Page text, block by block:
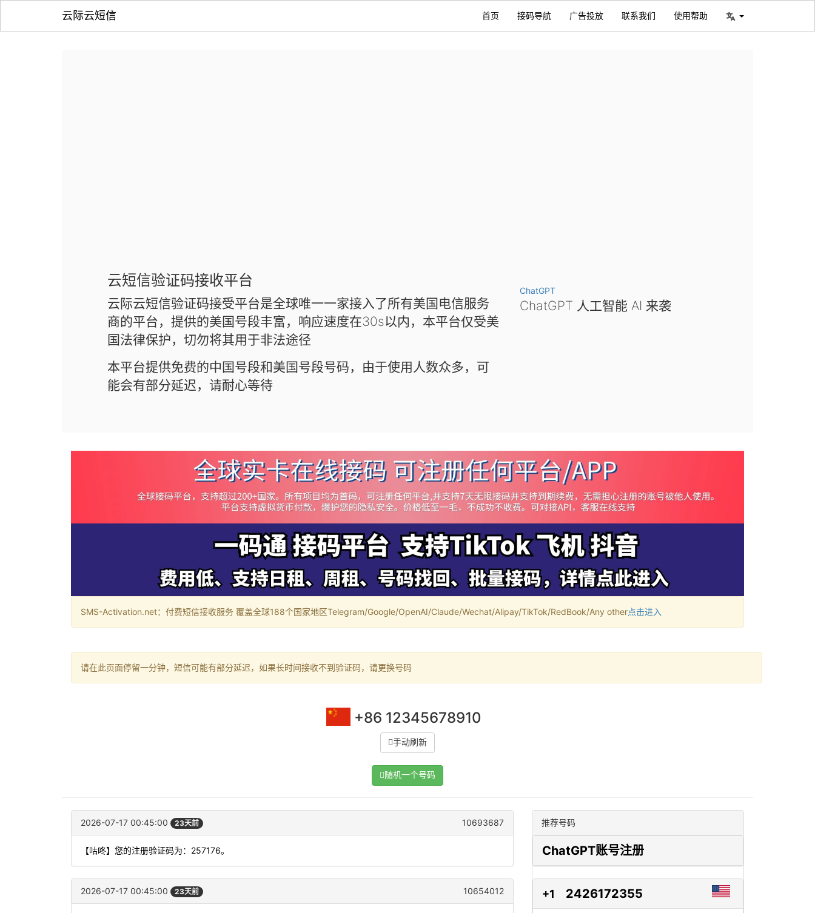
云际云短信 首页 接码导航 广告投放 联系我们 使用帮助
云短信验证码接收平台
云际云短信验证码接受平台是全球唯一一家接入了所有美国电信服务
商的平台，提供的美国号段丰富，响应速度在30s以内，本平台仅受美
国法律保护，切勿将其用于非法途径
本平台提供免费的中国号段和美国号段号码，由于使用人数众多，可
能会有部分延迟，请耐心等待
ChatGPT
ChatGPT 人工智能 AI 来袭
SMS-Activation.net：付费短信接收服务 覆盖全球188个国家地区Telegram/Google/OpenAI/Claude/Wechat/Alipay/TikTok/RedBook/Any other点击进入
请在此页面停留一分钟，短信可能有部分延迟，如果长时间接收不到验证码，请更换号码
+86 12345678910
手动刷新
随机一个号码
2026-07-17 00:45:00 23天前 10693687
【咕咚】您的注册验证码为：257176。
2026-07-17 00:45:00 23天前 10654012
推荐号码
ChatGPT账号注册
+1 2426172355